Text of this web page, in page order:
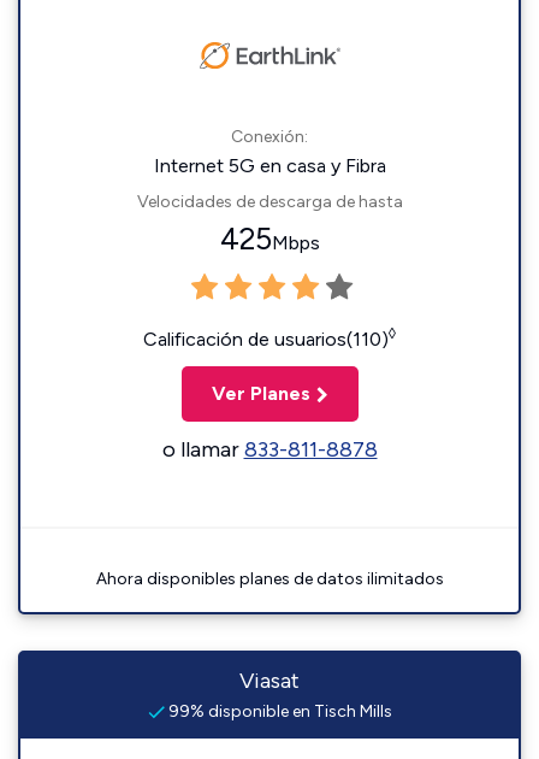
Conexión:
Internet 5G en casa y Fibra
Velocidades de descarga de hasta
425Mbps
Calificación de usuarios(110)◊
Ver Planes
o llamar833-811-8878
Ahora disponibles planes de datos ilimitados
Viasat
99% disponible en Tisch Mills